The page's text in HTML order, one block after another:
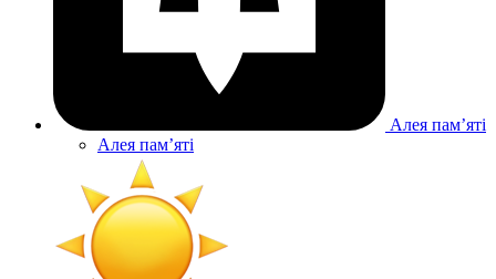
Алея памʼяті
Алея памʼяті